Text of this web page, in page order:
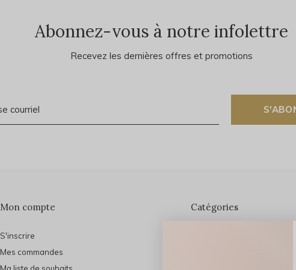
Abonnez-vous à notre infolettre
Recevez les dernières offres et promotions
Mon compte
S'inscrire
Mes commandes
Catégories